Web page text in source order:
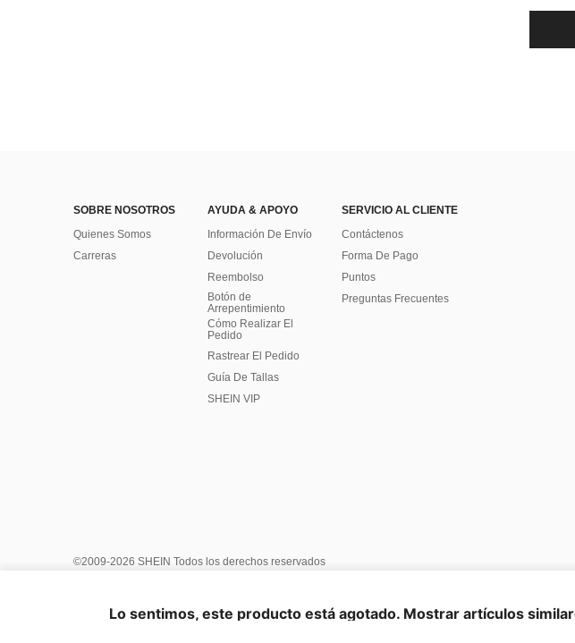
SOBRE NOSOTROS
Quienes Somos
Carreras
AYUDA & APOYO
Información De Envío
Devolución
Reembolso
Botón de
Arrepentimiento
Cómo Realizar El
Pedido
Rastrear El Pedido
Guía De Tallas
SHEIN VIP
SERVICIO AL CLIENTE
Contáctenos
Forma De Pago
Puntos
Preguntas Frecuentes
©2009-2026 SHEIN Todos los derechos reservados
United States
Lo sentimos, este producto está agotado. Mostrar artículos